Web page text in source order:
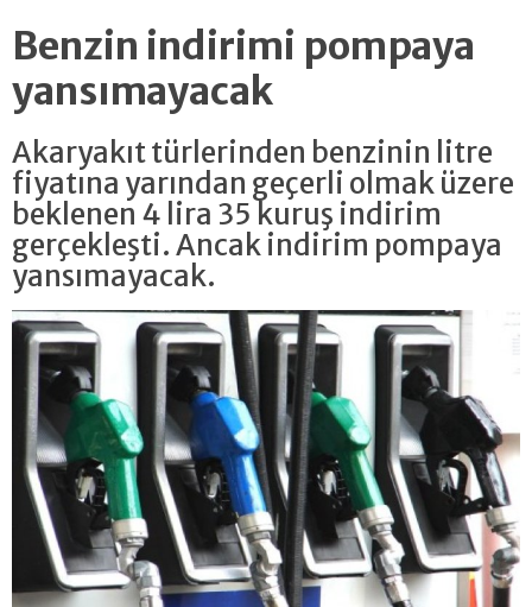
Benzin indirimi pompaya
yansımayacak
Akaryakıt türlerinden benzinin litre
fiyatına yarından geçerli olmak üzere
beklenen 4 lira 35 kuruş indirim
gerçekleşti. Ancak indirim pompaya
yansımayacak.